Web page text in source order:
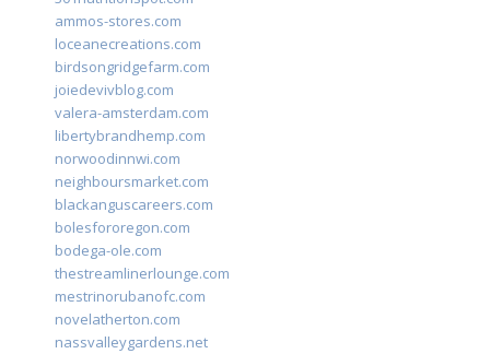
ammos-stores.com
loceanecreations.com
birdsongridgefarm.com
joiedevivblog.com
valera-amsterdam.com
libertybrandhemp.com
norwoodinnwi.com
neighboursmarket.com
blackanguscareers.com
bolesfororegon.com
bodega-ole.com
thestreamlinerlounge.com
mestrinorubanofc.com
novelatherton.com
nassvalleygardens.net